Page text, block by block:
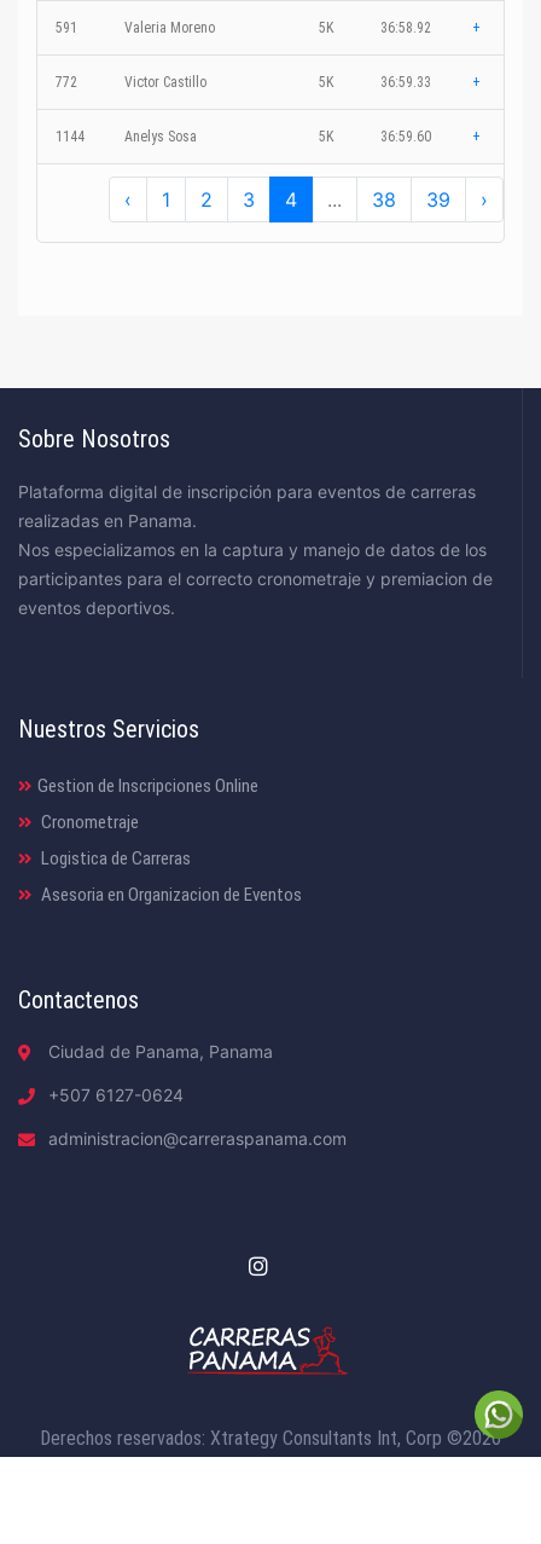
591 Valeria Moreno 5K 36:58.92 +
772 Victor Castillo 5K 36:59.33 +
1144 Anelys Sosa 5K 36:59.60 +
‹ 1 2 3 4 ... 38 39 ›
Sobre Nosotros
Plataforma digital de inscripción para eventos de carreras
realizadas en Panama.
Nos especializamos en la captura y manejo de datos de los
participantes para el correcto cronometraje y premiacion de
eventos deportivos.
Nuestros Servicios
Gestion de Inscripciones Online
Cronometraje
Logistica de Carreras
Asesoria en Organizacion de Eventos
Contactenos
Ciudad de Panama, Panama
+507 6127-0624
administracion@carreraspanama.com
Derechos reservados: Xtrategy Consultants Int, Corp ©2026